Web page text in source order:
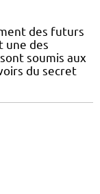
des futurs
une des
soumis aux
du secret